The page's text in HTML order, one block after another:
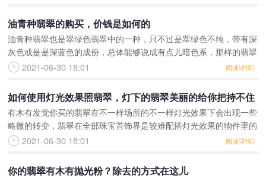
油青种翡翠的购买，价钱是如何的
油青种翡翠也是翠绿色翡翠中的一种，只不过是翠绿色不纯，带有深
灰色或是是深蓝色的成份，总体能够说成有点儿暗色系，那样的翡翠
北方地区人多会喜爱。翡翠应该是夹层玻璃的光泽度，可是油青种翡
2021-06-30 18:01 阅读详情》
如何使用灯光效果照翡翠，灯下的翡翠美丽的给你把持不住
有木有发觉你买的翡翠在不一样场所的不一样灯光效果下会出现一些
略微的转变，翡翠在全部珠宝首饰界是较难配搭灯光效果的物件里的
一种了。种，水，色，要依据灯光效果的色调来突显这一翡翠优势，
2021-06-30 18:01 阅读详情》
你的翡翠有木有抛光粉？除去的方式在这儿